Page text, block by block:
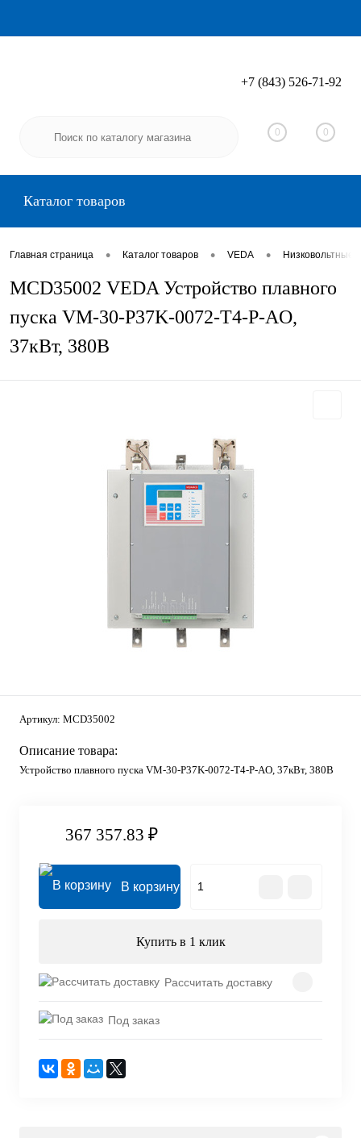
Вход Регистрация
+7 (843) 526-71-92
0 0
Каталог товаров
Главная страница • Каталог товаров • VEDA •
MCD35002 VEDA Устройство плавного
пуска VM-30-P37K-0072-T4-P-AO,
37кВт, 380В
Артикул: MCD35002
Описание товара:
Устройство плавного пуска VM-30-P37K-0072-T4-P-AO, 37кВт, 380В
367 357.83 ₽
В корзину
Купить в 1 клик
Рассчитать доставку
Под заказ